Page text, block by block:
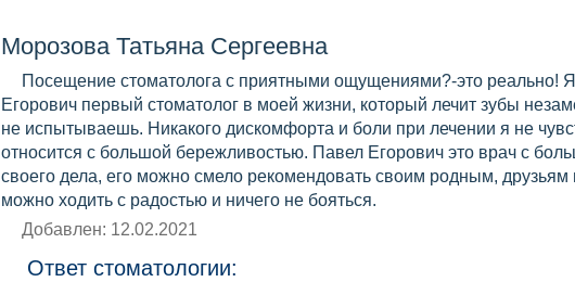
Морозова Татьяна Сергеевна
Посещение стоматолога с приятными ощущениями?-это реально!
Егорович первый стоматолог в моей жизни, который лечит зубы
не испытываешь. Никакого дискомфорта и боли при лечении я не
относится с большой бережливостью. Павел Егорович это врач с
своего дела, его можно смело рекомендовать своим родным,
можно ходить с радостью и ничего не бояться.
Добавлен: 12.02.2021
Ответ стоматологии: